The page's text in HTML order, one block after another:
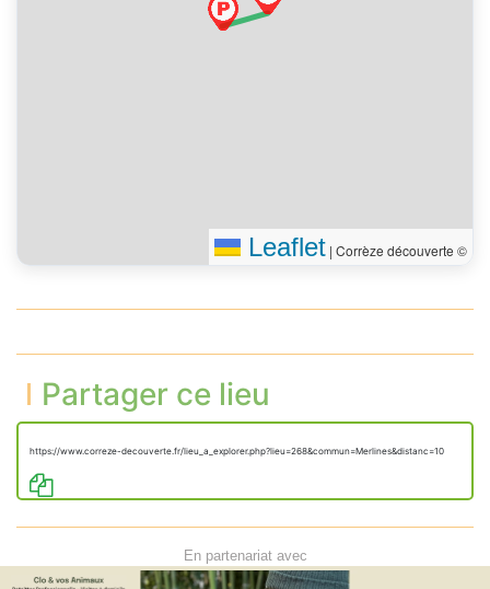
Leaflet | Corrèze découverte ©
Partager ce lieu
https://www.correze-decouverte.fr/lieu_a_explorer.php?lieu=268&commun=Merlines&distanc=10
En partenariat avec